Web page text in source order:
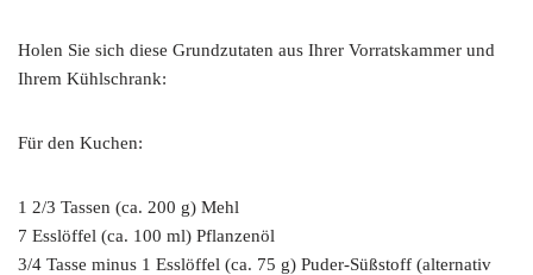
Holen Sie sich diese Grundzutaten aus Ihrer Vorratskammer und
Ihrem Kühlschrank:
Für den Kuchen:
1 2/3 Tassen (ca. 200 g) Mehl
7 Esslöffel (ca. 100 ml) Pflanzenöl
3/4 Tasse minus 1 Esslöffel (ca. 75 g) Puder-Süßstoff (alternativ